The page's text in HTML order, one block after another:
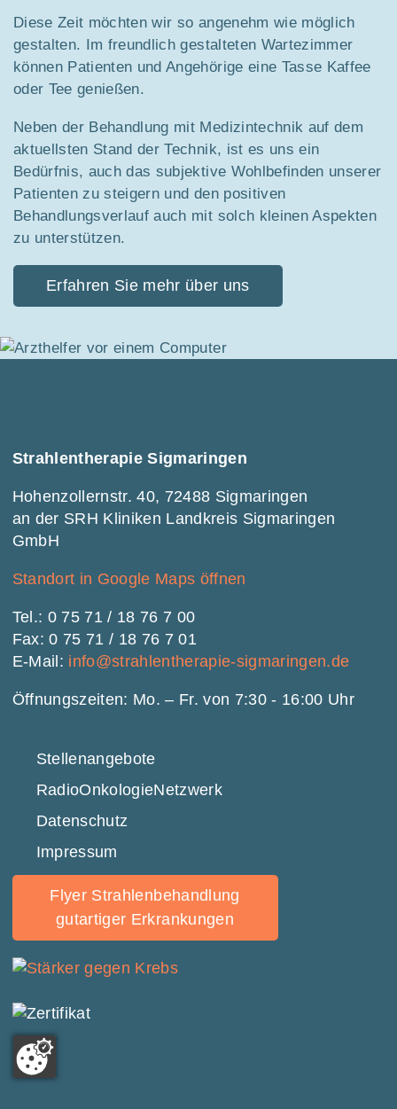
Diese Zeit möchten wir so angenehm wie möglich
gestalten. Im freundlich gestalteten Wartezimmer
können Patienten und Angehörige eine Tasse Kaffee
oder Tee genießen.
Neben der Behandlung mit Medizintechnik auf dem
aktuellsten Stand der Technik, ist es uns ein
Bedürfnis, auch das subjektive Wohlbefinden unserer
Patienten zu steigern und den positiven
Behandlungsverlauf auch mit solch kleinen Aspekten
zu unterstützen.
Erfahren Sie mehr über uns
Strahlentherapie Sigmaringen
Hohenzollernstr. 40, 72488 Sigmaringen
an der SRH Kliniken Landkreis Sigmaringen
GmbH
Standort in Google Maps öffnen
Tel.: 0 75 71 / 18 76 7 00
Fax: 0 75 71 / 18 76 7 01
E-Mail: info@strahlentherapie-sigmaringen.de
Öffnungszeiten: Mo. – Fr. von 7:30 - 16:00 Uhr
Stellenangebote
RadioOnkologie­Netzwerk
Datenschutz
Impressum
Flyer Strahlenbehandlung
gutartiger Erkrankungen